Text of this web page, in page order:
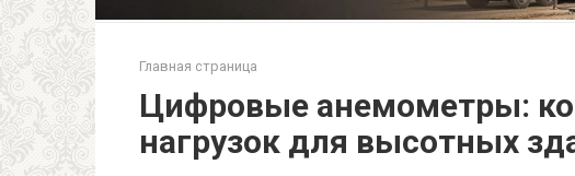
Главная страница
Цифровые анемометры:
нагрузок для высотных